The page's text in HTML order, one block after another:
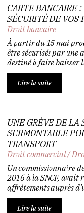
CARTE BANCAIRE
SÉCURITÉ DE VOS
Droit bancaire
À partir du 15 mai
être sécurisés par
destiné à faire baisser
Lire la suite
UNE GRÈVE DE LA
SURMONTABLE
TRANSPORT
Droit commercial/
Un commissionnaire
2016 à la SNCF, avait
affrètements auprès
Lire la suite